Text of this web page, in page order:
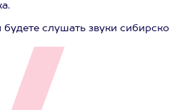
слушать звуки